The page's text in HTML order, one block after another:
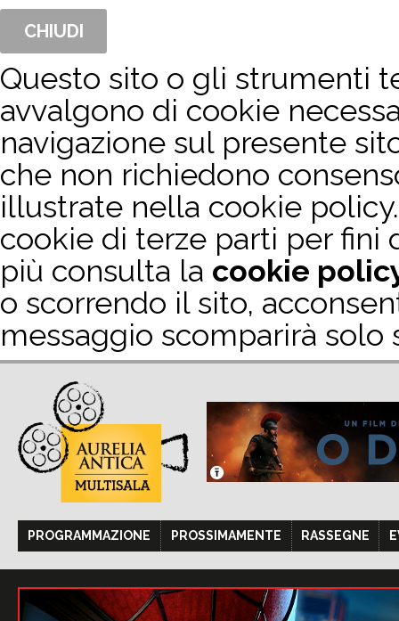
CHIUDI
Questo sito o gli strumenti
avvalgono di cookie
navigazione sul presente
che non richiedono
illustrate nella cookie
cookie di terze parti per fini
più consulta la cookie
o scorrendo il sito,
messaggio scomparirà
PROGRAMMAZIONE PROSSIMAMENTE RASSEGNE